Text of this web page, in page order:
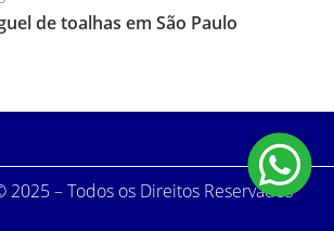
de toalhas em São Paulo
2025 – Todos os Direitos Reservados